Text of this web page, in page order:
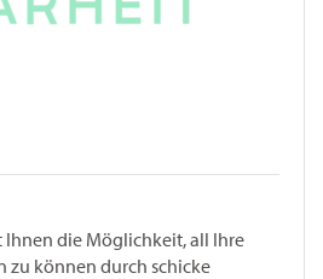
die Möglichkeit, all Ihre
zu können durch schicke